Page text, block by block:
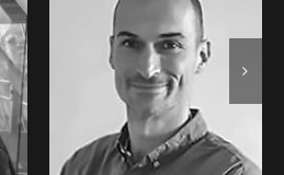
Mikael ROS •
THALES SIX :
Intervenant au
Forum 2MF
(2023)